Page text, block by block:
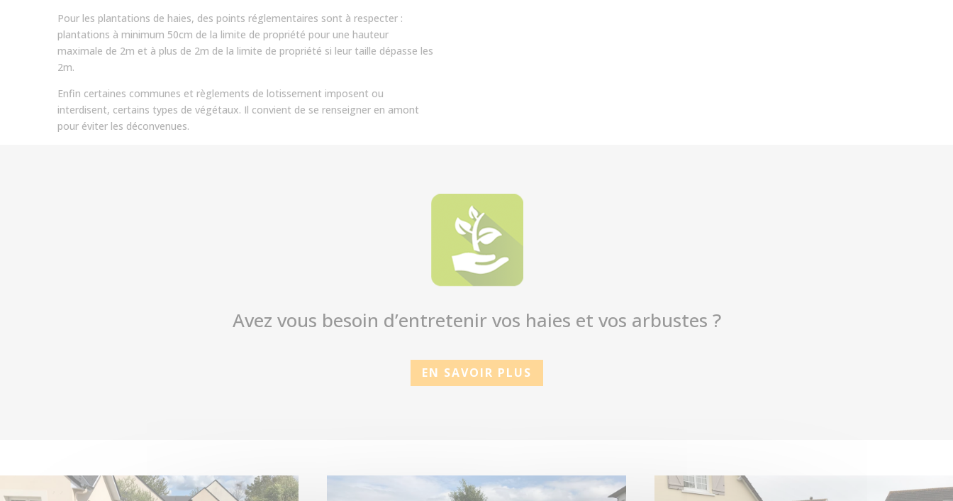
Pour les plantations de haies, des points réglementaires sont à respecter :
plantations à minimum 50cm de la limite de propriété pour une hauteur
maximale de 2m et à plus de 2m de la limite de propriété si leur taille dépasse les
2m.
Enfin certaines communes et règlements de lotissement imposent ou
interdisent, certains types de végétaux. Il convient de se renseigner en amont
pour éviter les déconvenues.
Avez vous besoin d’entretenir vos haies et vos arbustes ?
EN SAVOIR PLUS